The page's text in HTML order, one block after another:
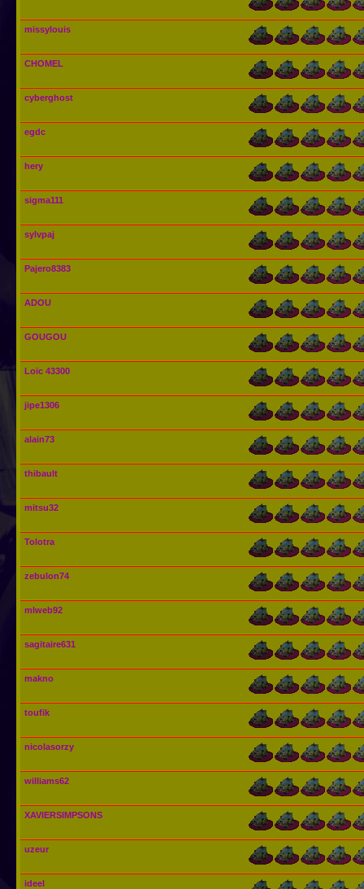
missylouis
CHOMEL
cyberghost
egdc
hery
sigma111
sylvpaj
Pajero8383
ADOU
GOUGOU
Loïc 43300
jipe1306
alain73
thibault
mitsu32
Tolotra
zebulon74
mlweb92
sagitaire631
makno
toufik
nicolasorzy
williams62
XAVIERSIMPSONS
uzeur
ideel